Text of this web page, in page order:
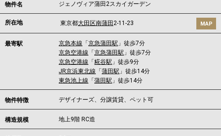
物件名 ジェノヴィア蒲田2スカイガーデン
所在地 東京都大田区南蒲田2-11-23 MAP
最寄駅 京急本線 「京急蒲田駅 」徒歩7分
京急空港線 「京急蒲田駅 」徒歩7分
京急空港線 「糀谷駅 」徒歩9分
JR京浜東北線 「蒲田駅 」徒歩14分
東急池上線 「蒲田駅 」徒歩14分
物件特徴 デザイナーズ、分譲賃貸、ペット可
構造規模 地上9階 RC造